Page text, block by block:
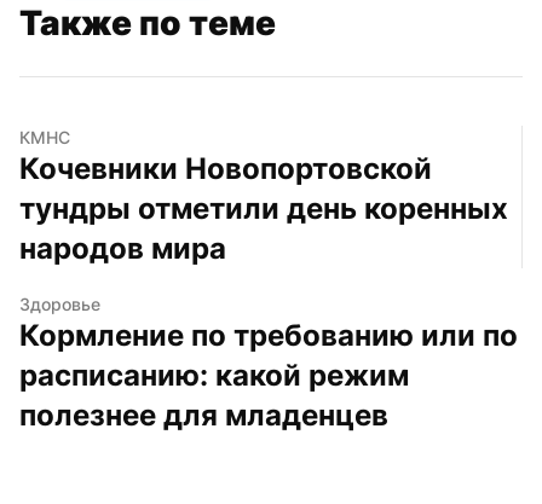
Также по теме
КМНС
Кочевники Новопортовской
тундры отметили день коренных
народов мира
Здоровье
Кормление по требованию или по
расписанию: какой режим
полезнее для младенцев